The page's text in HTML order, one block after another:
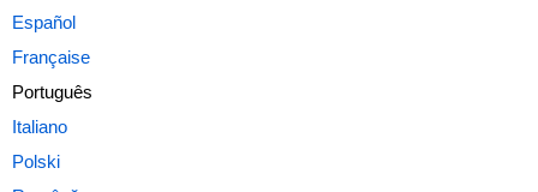
Português